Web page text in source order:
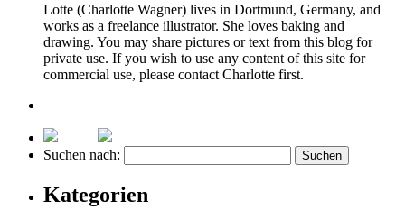
Lotte (Charlotte Wagner) lives in Dortmund, Germany, and
works as a freelance illustrator. She loves baking and
drawing. You may share pictures or text from this blog for
private use. If you wish to use any content of this site for
commercial use, please contact Charlotte first.
Suchen nach:
Kategorien